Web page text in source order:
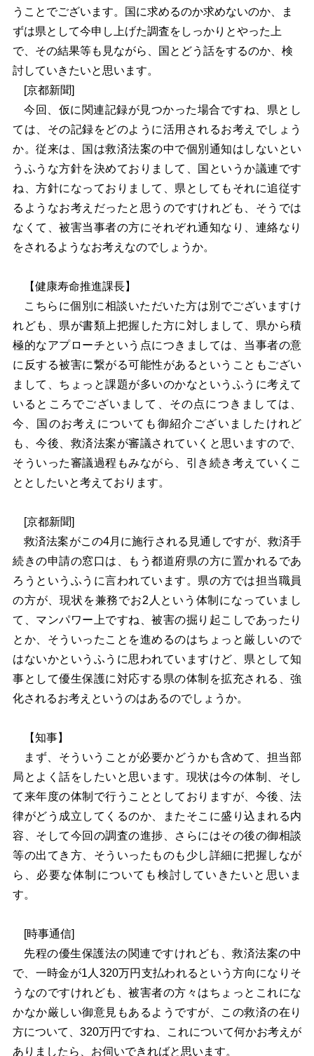
うことでございます。国に求めるのか求めないのか、ま
ずは県として今申し上げた調査をしっかりとやった上
で、その結果等も見ながら、国とどう話をするのか、検
討していきたいと思います。
[京都新聞]
今回、仮に関連記録が見つかった場合ですね、県とし
ては、その記録をどのように活用されるお考えでしょう
か。従来は、国は救済法案の中で個別通知はしないとい
うふうな方針を決めておりまして、国というか議連です
ね、方針になっておりまして、県としてもそれに追従す
るようなお考えだったと思うのですけれども、そうでは
なくて、被害当事者の方にそれぞれ通知なり、連絡なり
をされるようなお考えなのでしょうか。
【健康寿命推進課長】
こちらに個別に相談いただいた方は別でございますけ
れども、県が書類上把握した方に対しまして、県から積
極的なアプローチという点につきましては、当事者の意
に反する被害に繋がる可能性があるということもござい
まして、ちょっと課題が多いのかなというふうに考えて
いるところでございまして、その点につきましては、
今、国のお考えについても御紹介ございましたけれど
も、今後、救済法案が審議されていくと思いますので、
そういった審議過程もみながら、引き続き考えていくこ
ととしたいと考えております。
[京都新聞]
救済法案がこの4月に施行される見通しですが、救済手
続きの申請の窓口は、もう都道府県の方に置かれるであ
ろうというふうに言われています。県の方では担当職員
の方が、現状を兼務でお2人という体制になっていまし
て、マンパワー上ですね、被害の掘り起こしであったり
とか、そういったことを進めるのはちょっと厳しいので
はないかというふうに思われていますけど、県として知
事として優生保護に対応する県の体制を拡充される、強
化されるお考えというのはあるのでしょうか。
【知事】
まず、そういうことが必要かどうかも含めて、担当部
局とよく話をしたいと思います。現状は今の体制、そし
て来年度の体制で行うこととしておりますが、今後、法
律がどう成立してくるのか、またそこに盛り込まれる内
容、そして今回の調査の進捗、さらにはその後の御相談
等の出てき方、そういったものも少し詳細に把握しなが
ら、必要な体制についても検討していきたいと思いま
す。
[時事通信]
先程の優生保護法の関連ですけれども、救済法案の中
で、一時金が1人320万円支払われるという方向になりそ
うなのですけれども、被害者の方々はちょっとこれにな
かなか厳しい御意見もあるようですが、この救済の在り
方について、320万円ですね、これについて何かお考えが
ありましたら、お伺いできればと思います。